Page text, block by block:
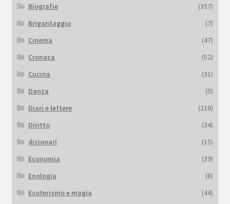
Biografie
(357)
Brigantaggio
(7)
Cinema
(47)
Cronaca
(52)
Cucina
(31)
Danza
(5)
Diari e lettere
(216)
Diritto
(34)
dizionari
(15)
Economia
(39)
Enologia
(8)
Esoterismo e magia
(44)